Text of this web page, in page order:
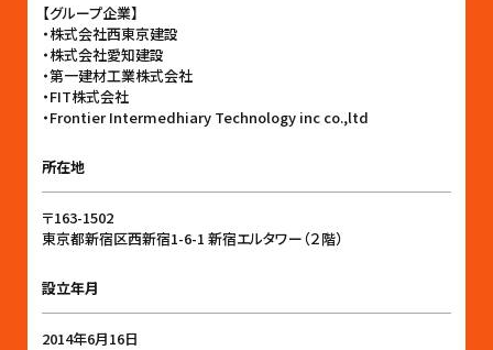
【グループ企業】
・株式会社西東京建設
・株式会社愛知建設
・第一建材工業株式会社
・FIT株式会社
・Frontier Intermedhiary Technology inc co.,ltd
所在地
〒163-1502
東京都新宿区西新宿1-6-1 新宿エルタワー（２階）
設立年月
2014年6月16日